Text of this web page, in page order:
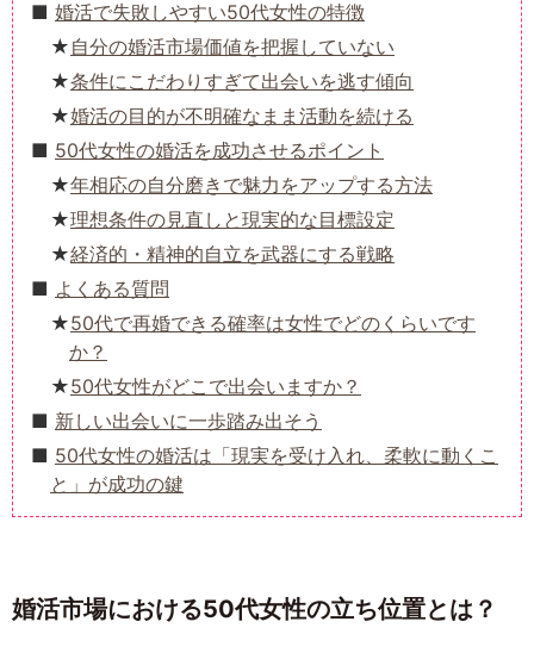
婚活で失敗しやすい50代女性の特徴
自分の婚活市場価値を把握していない
条件にこだわりすぎて出会いを逃す傾向
婚活の目的が不明確なまま活動を続ける
50代女性の婚活を成功させるポイント
年相応の自分磨きで魅力をアップする方法
理想条件の見直しと現実的な目標設定
経済的・精神的自立を武器にする戦略
よくある質問
50代で再婚できる確率は女性でどのくらいです
か？
50代女性がどこで出会いますか？
新しい出会いに一歩踏み出そう
50代女性の婚活は「現実を受け入れ、柔軟に動くこ
と」が成功の鍵
婚活市場における50代女性の立ち位置とは？